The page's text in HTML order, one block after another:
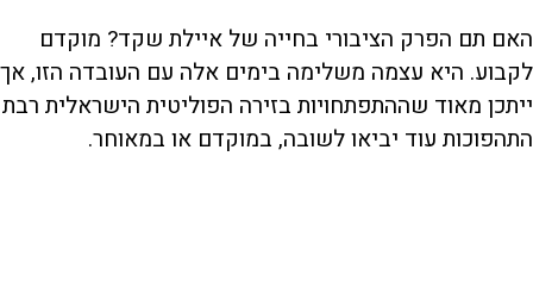
האם תם הפרק הציבורי בחייה של איילת שקד? מוקדם
לקבוע. היא עצמה משלימה בימים אלה עם העובדה הזו, אך
ייתכן מאוד שההתפתחויות בזירה הפוליטית הישראלית רבת
התהפוכות עוד יביאו לשובה, במוקדם או במאוחר.